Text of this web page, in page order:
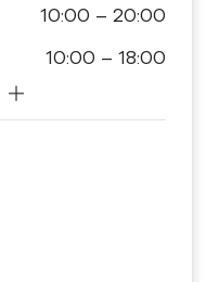
10:00 – 20:00
10:00 – 18:00